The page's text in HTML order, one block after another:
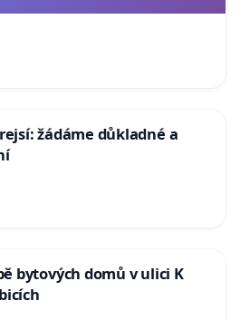
žádáme důkladné a
bytových domů v ulici K